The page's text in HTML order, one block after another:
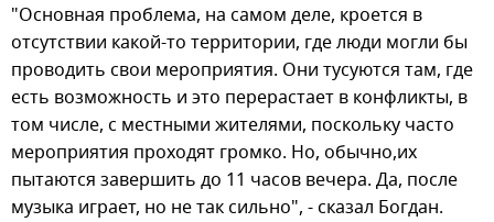
"Основная проблема, на самом деле, кроется в
отсутствии какой-то территории, где люди могли бы
проводить свои мероприятия. Они тусуются там, где
есть возможность и это перерастает в конфликты, в
том числе, с местными жителями, поскольку часто
мероприятия проходят громко. Но, обычно,их
пытаются завершить до 11 часов вечера. Да, после
музыка играет, но не так сильно", - сказал Богдан.